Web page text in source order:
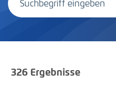
326Ergebnisse